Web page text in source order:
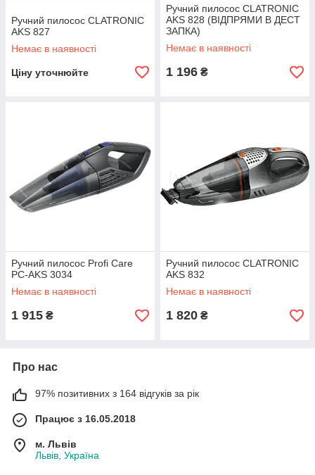
Ручний пилосос CLATRONIC
AKS 827
Немає в наявності
Ціну уточнюйте
Ручний пилосос CLATRONIC
AKS 828 (ВІДПРЯМИ В ДЕСТ
ЗАПКА)
Немає в наявності
1 196 ₴
Ручний пилосос Profi Care
PC-AKS 3034
Немає в наявності
1 915 ₴
Ручний пилосос CLATRONIC
AKS 832
Немає в наявності
1 820 ₴
Про нас
97% позитивних з 164 відгуків за рік
Працює з 16.05.2018
м. Львів
Львів, Україна